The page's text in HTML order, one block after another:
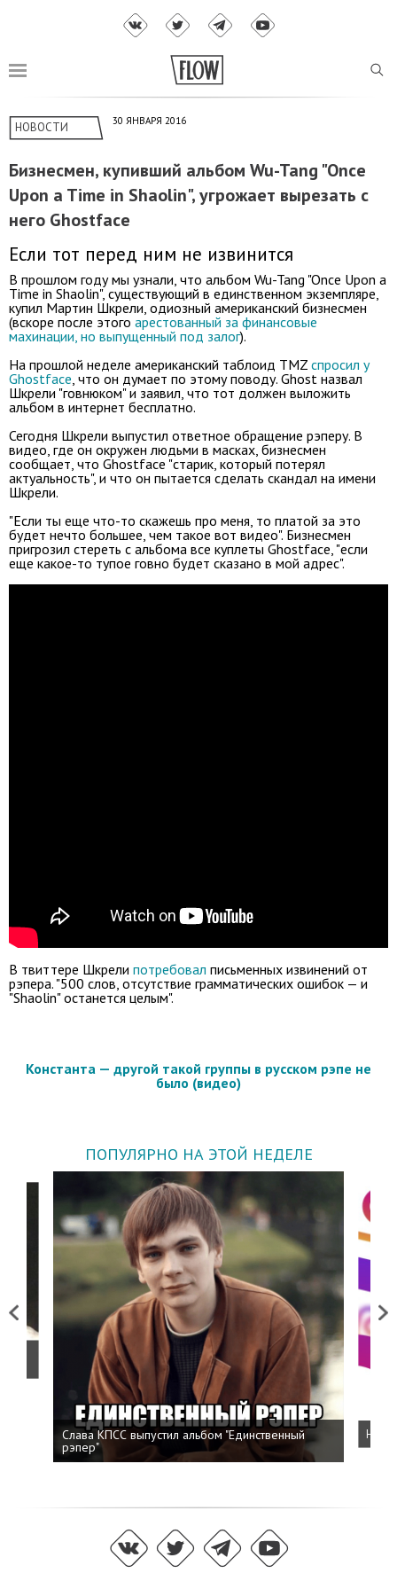
НОВОСТИ 30 ЯНВАРЯ 2016
Бизнесмен, купивший альбом Wu-Tang "Once
Upon a Time in Shaolin", угрожает вырезать с
него Ghostface
Если тот перед ним не извинится
В прошлом году мы узнали, что альбом Wu-Tang "Once Upon a
Time in Shaolin", существующий в единственном экземпляре,
купил Мартин Шкрели, одиозный американский бизнесмен
(вскоре после этого арестованный за финансовые
махинации, но выпущенный под залог).
На прошлой неделе американский таблоид TMZ спросил у
Ghostface , что он думает по этому поводу. Ghost назвал
Шкрели "говнюком" и заявил, что тот должен выложить
альбом в интернет бесплатно.
Сегодня Шкрели выпустил ответное обращение рэперу. В
видео, где он окружен людьми в масках, бизнесмен
сообщает, что Ghostface "старик, который потерял
актуальность", и что он пытается сделать скандал на имени
Шкрели.
"Если ты еще что-то скажешь про меня, то платой за это
будет нечто большее, чем такое вот видео". Бизнесмен
пригрозил стереть с альбома все куплеты Ghostface, "если
еще какое-то тупое говно будет сказано в мой адрес".
В твиттере Шкрели потребовал письменных извинений от
рэпера. "500 слов, отсутствие грамматических ошибок — и
"Shaolin" останется целым".
Константа — другой такой группы в русском рэпе не
было (видео)
ПОПУЛЯРНО НА ЭТОЙ НЕДЕЛЕ
Previous
Слава КПСС выпустил альбом "Единственный
рэпер"
Next